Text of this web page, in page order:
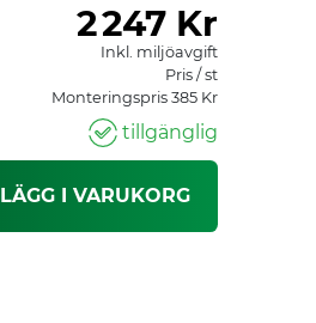
2247 Kr
Inkl. miljöavgift
Pris / st
Monteringspris 385 Kr
tillgänglig
LÄGG I VARUKORG